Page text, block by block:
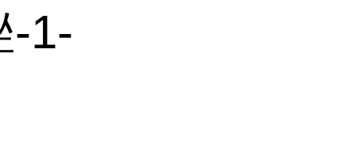
-1-